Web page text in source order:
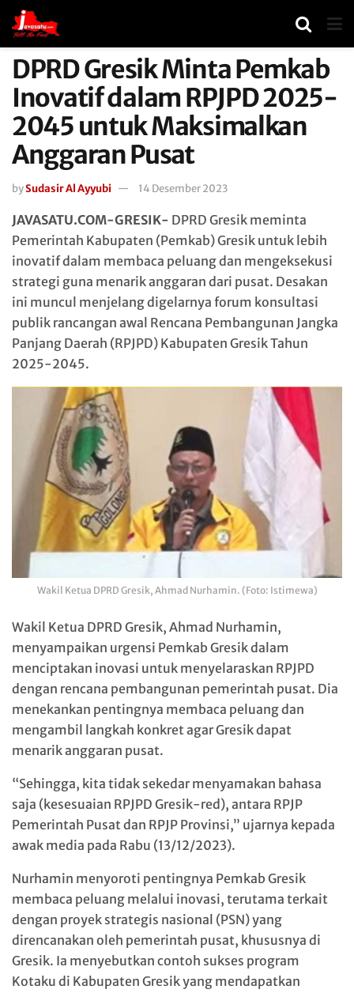
DPRD Gresik Minta Pemkab
Inovatif dalam RPJPD 2025-
2045 untuk Maksimalkan
Anggaran Pusat
bySudasir Al Ayyubi 14 Desember 2023
JAVASATU.COM-GRESIK- DPRD Gresik meminta
Pemerintah Kabupaten (Pemkab) Gresik untuk lebih
inovatif dalam membaca peluang dan mengeksekusi
strategi guna menarik anggaran dari pusat. Desakan
ini muncul menjelang digelarnya forum konsultasi
publik rancangan awal Rencana Pembangunan Jangka
Panjang Daerah (RPJPD) Kabupaten Gresik Tahun
2025-2045.
Wakil Ketua DPRD Gresik, Ahmad Nurhamin. (Foto: Istimewa)
Wakil Ketua DPRD Gresik, Ahmad Nurhamin,
menyampaikan urgensi Pemkab Gresik dalam
menciptakan inovasi untuk menyelaraskan RPJPD
dengan rencana pembangunan pemerintah pusat. Dia
menekankan pentingnya membaca peluang dan
mengambil langkah konkret agar Gresik dapat
menarik anggaran pusat.
“Sehingga, kita tidak sekedar menyamakan bahasa
saja (kesesuaian RPJPD Gresik-red), antara RPJP
Pemerintah Pusat dan RPJP Provinsi,” ujarnya kepada
awak media pada Rabu (13/12/2023).
Nurhamin menyoroti pentingnya Pemkab Gresik
membaca peluang melalui inovasi, terutama terkait
dengan proyek strategis nasional (PSN) yang
direncanakan oleh pemerintah pusat, khususnya di
Gresik. Ia menyebutkan contoh sukses program
Kotaku di Kabupaten Gresik yang mendapatkan